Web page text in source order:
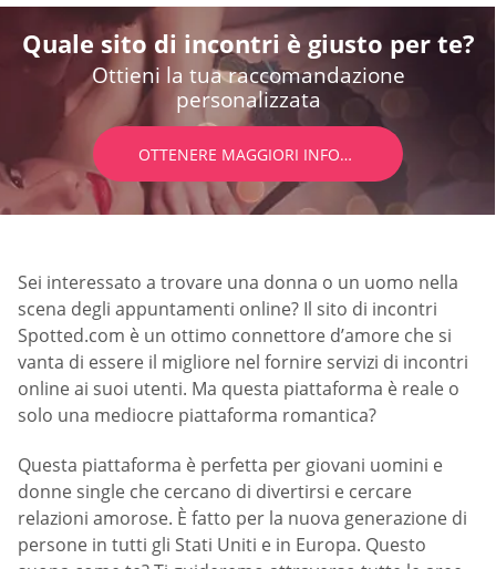
Quale sito di incontri è giusto per te?
Ottieni la tua raccomandazione
personalizzata
OTTENERE MAGGIORI INFORMAZIONI
Sei interessato a trovare una donna o un uomo nella
scena degli appuntamenti online? Il sito di incontri
Spotted.com è un ottimo connettore d’amore che si
vanta di essere il migliore nel fornire servizi di incontri
online ai suoi utenti. Ma questa piattaforma è reale o
solo una mediocre piattaforma romantica?
Questa piattaforma è perfetta per giovani uomini e
donne single che cercano di divertirsi e cercare
relazioni amorose. È fatto per la nuova generazione di
persone in tutti gli Stati Uniti e in Europa. Questo